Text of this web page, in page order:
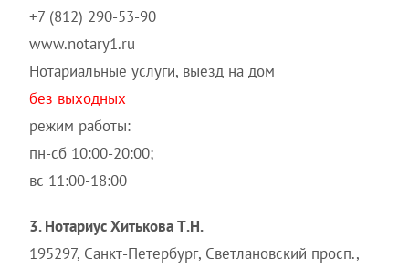
+7 (812) 290-53-90
www.notary1.ru
Нотариальные услуги, выезд на дом
без выходных
режим работы:
пн-сб 10:00-20:00;
вс 11:00-18:00
3. Нотариус Хитькова Т.Н.
195297, Санкт-Петербург, Светлановский просп.,